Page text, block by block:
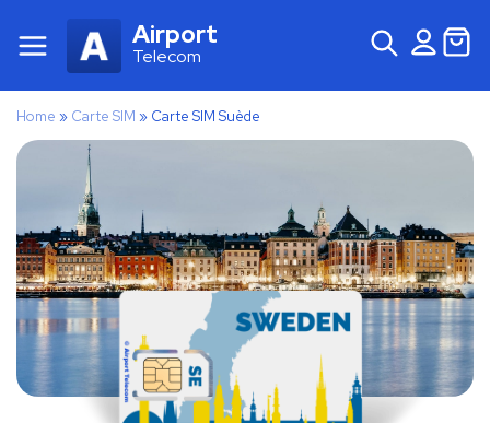
Airport
Telecom
Home » Carte SIM » Carte SIM Suède